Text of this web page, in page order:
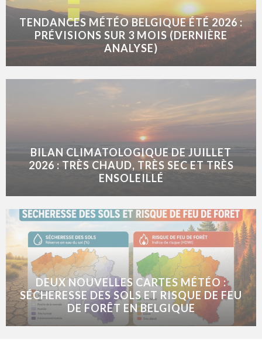
TENDANCES MÉTÉO BELGIQUE ÉTÉ 2026 :
PRÉVISIONS SUR 3 MOIS (DERNIÈRE
ANALYSE)
BILAN CLIMATOLOGIQUE DE JUILLET
2026 : TRÈS CHAUD, TRÈS SEC ET TRÈS
ENSOLEILLÉ
DEUX NOUVELLES CARTES MÉTÉO :
SÉCHERESSE DES SOLS ET RISQUE DE FEU
DE FORÊT EN BELGIQUE